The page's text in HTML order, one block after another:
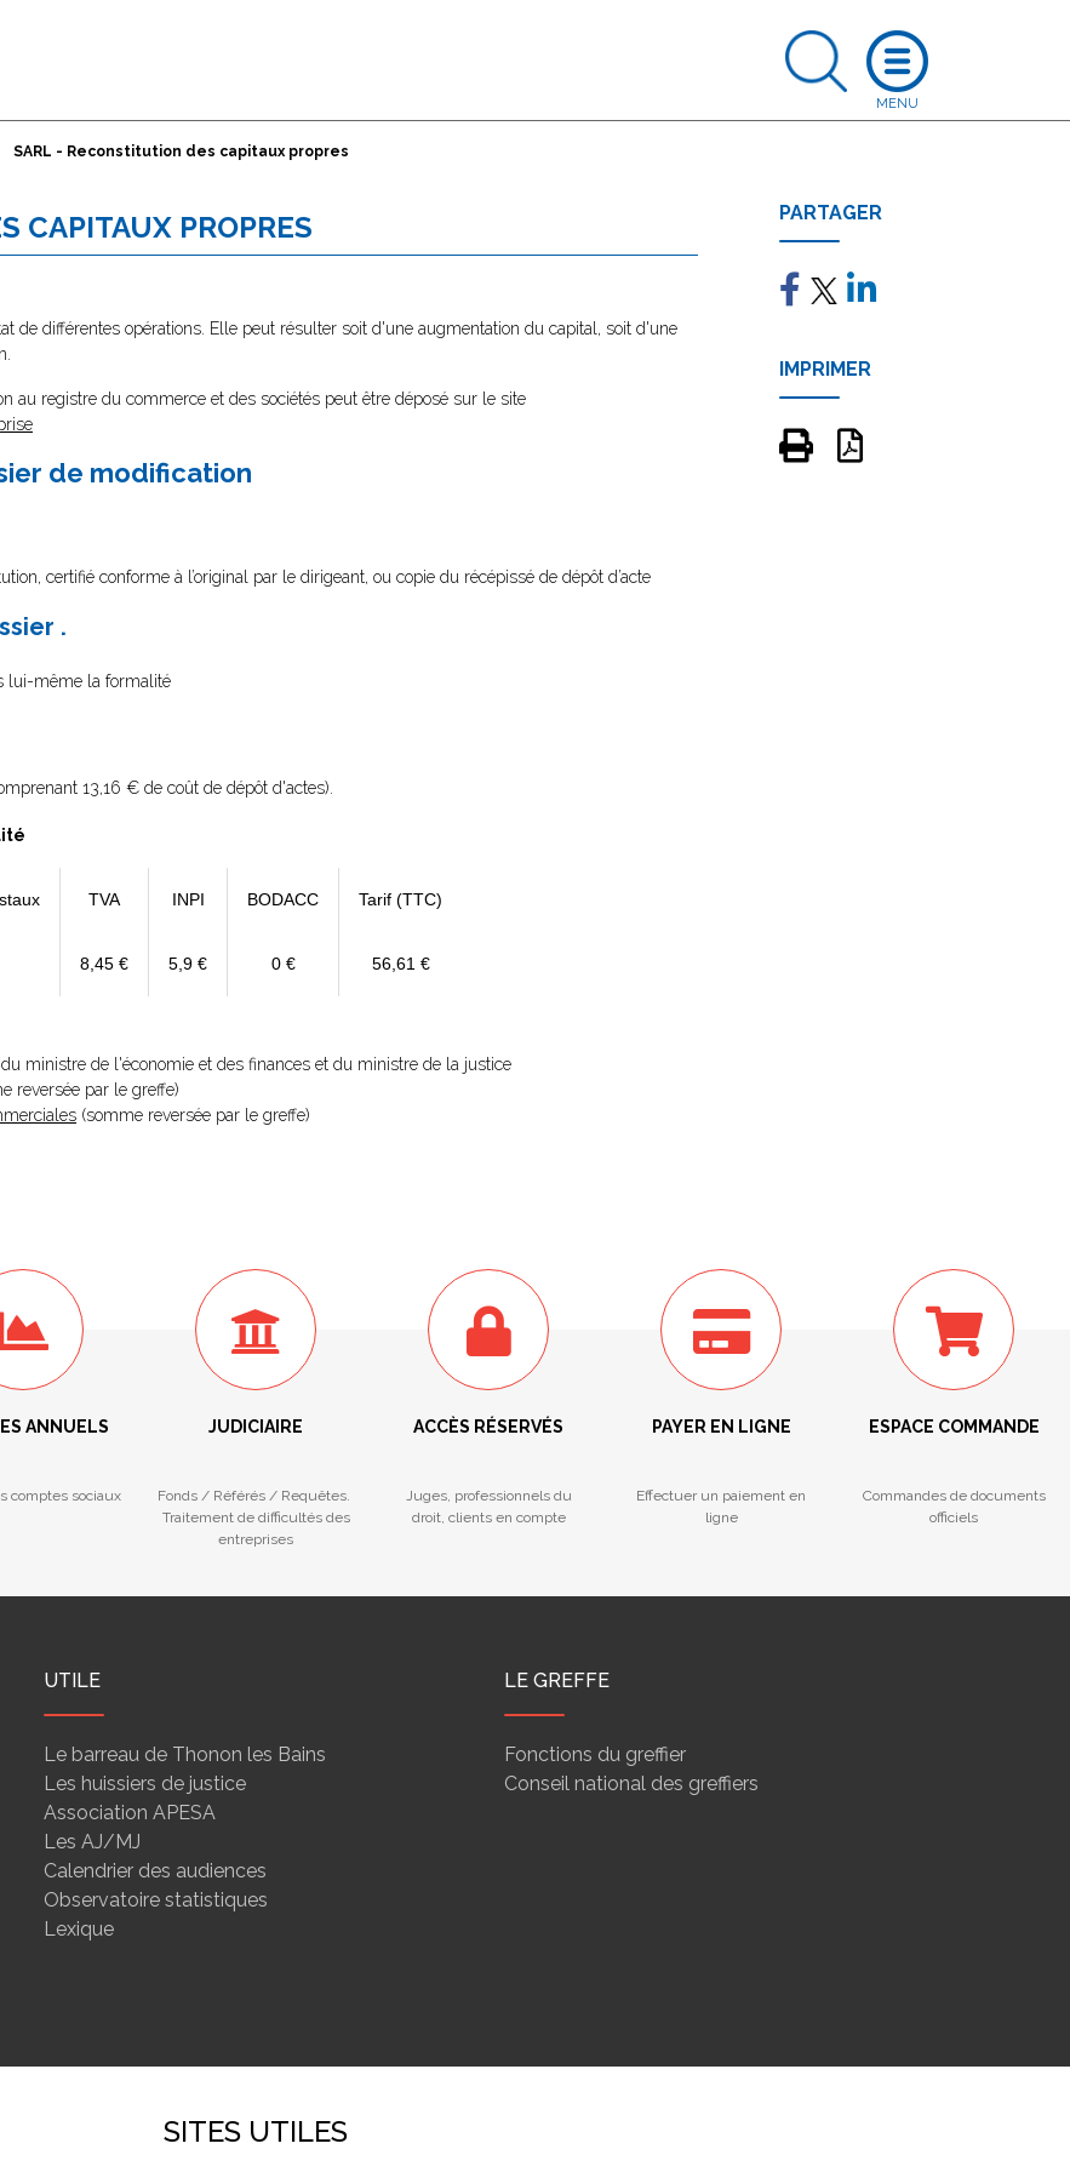
SARL - Reconstitution des capitaux propres
CAPITAUX PROPRES
de différentes opérations. Elle peut résulter soit d'une augmentation du capital, soit d'une
au registre du commerce et des sociétés peut être déposé sur le site
de modification
certifié conforme à l’original par le dirigeant, ou copie du récépissé de dépôt d’acte
.
lui-même la formalité
13,16 € de coût de dépôt d'actes).
TVA INPI BODACC Tarif (TTC)
8,45 € 5,9 € 0 € 56,61 €
du ministre de l'économie et des finances et du ministre de la justice
reversée par le greffe)
(somme reversée par le greffe)
PARTAGER
IMPRIMER
ANNUELS
comptes sociaux
JUDICIAIRE
Fonds / Référés / Requêtes.
Traitement de difficultés des
entreprises
ACCÈS RÉSERVÉS
Juges, professionnels du
droit, clients en compte
PAYER EN LIGNE
Effectuer un paiement en
ligne
ESPACE COMMANDE
Commandes de documents
officiels
UTILE
Le barreau de Thonon les Bains
Les huissiers de justice
Association APESA
Les AJ/MJ
Calendrier des audiences
Observatoire statistiques
Lexique
LE GREFFE
Fonctions du greffier
Conseil national des greffiers
SITES UTILES